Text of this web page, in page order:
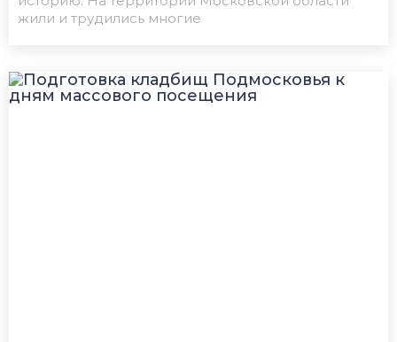
жили и трудились многие